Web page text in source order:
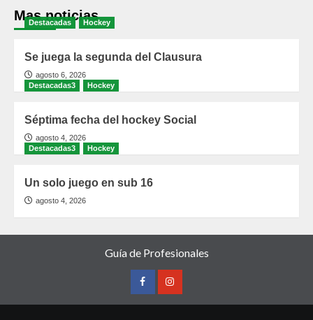
Mas noticias
Destacadas Hockey
Se juega la segunda del Clausura
agosto 6, 2026
Destacadas3
Hockey
Séptima fecha del hockey Social
agosto 4, 2026
Destacadas3
Hockey
Un solo juego en sub 16
agosto 4, 2026
Guía de Profesionales